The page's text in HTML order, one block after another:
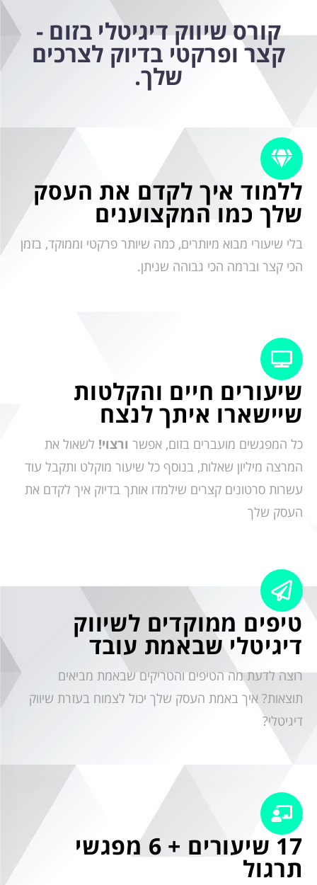
קורס שיווק דיגיטלי בזום -
קצר ופרקטי בדיוק לצרכים
שלך.
ללמוד איך לקדם את העסק
שלך כמו המקצוענים
בלי שיעורי מבוא מיותרים, כמה שיותר פרקטי וממוקד, בזמן
הכי קצר וברמה הכי גבוהה שניתן.
שיעורים חיים והקלטות
שיישארו איתך לנצח
כל המפגשים מועברים בזום, אפשר ורצוי! לשאול את
המרצה מיליון שאלות, בנוסף כל שיעור מוקלט ותקבל עוד
עשרות סרטונים קצרים שילמדו אותך בדיוק איך לקדם את
העסק שלך
טיפים ממוקדים לשיווק
דיגיטלי שבאמת עובד
רוצה לדעת מה הטיפים והטריקים שבאמת מביאים
תוצאות? איך באמת העסק שלך יכול לצמוח בעזרת שיווק
דיגיטלי?
17 שיעורים + 6 מפגשי
תרגול